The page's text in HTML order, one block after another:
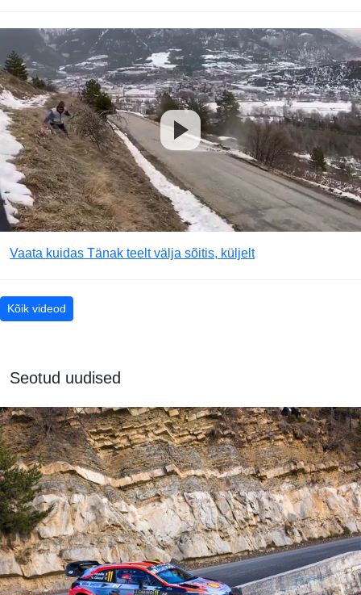
Vaata kuidas Tänak teelt välja sõitis, küljelt
Kõik videod
Seotud uudised